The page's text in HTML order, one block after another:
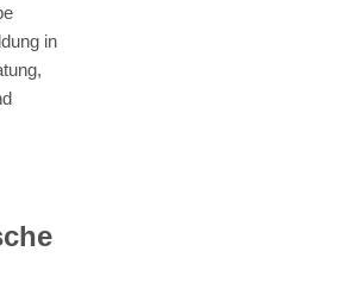
in